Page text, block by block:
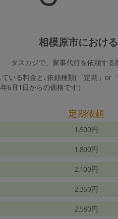
相模原市におけ
タスカジで、家事代行を依頼する
いる料金と､依頼種類(「定期」or
6月1日からの価格です）
定期依頼
1,500円
1,800円
2,100円
2,350円
2,580円